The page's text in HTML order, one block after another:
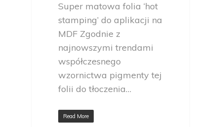
Super matowa folia ‘hot
stamping’ do aplikacji na
MDF Zgodnie z
najnowszymi trendami
współczesnego
wzornictwa pigmenty tej
folii do tłoczenia…
Read More